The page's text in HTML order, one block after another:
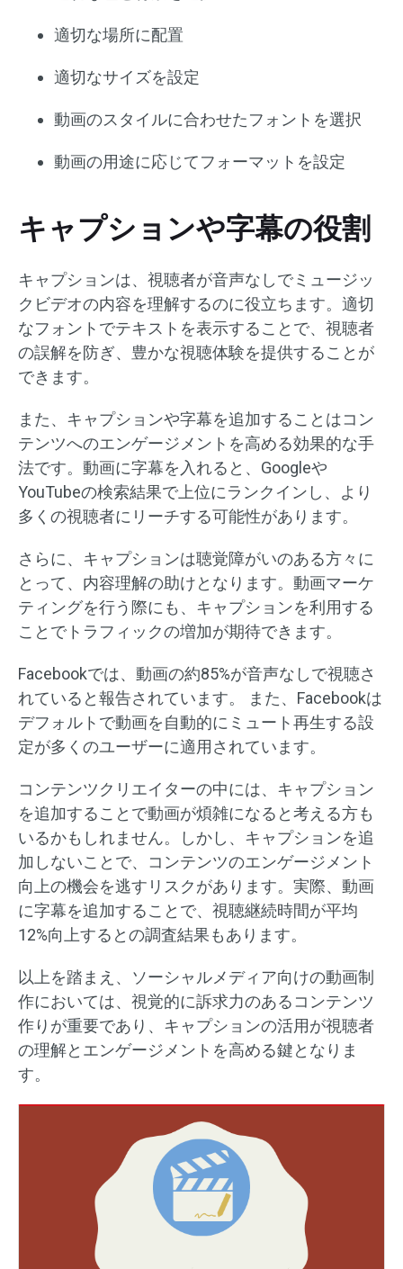
適切な場所に配置
適切なサイズを設定
動画のスタイルに合わせたフォントを選択
動画の用途に応じてフォーマットを設定
キャプションや字幕の役割
キャプションは、視聴者が音声なしでミュージッ
クビデオの内容を理解するのに役立ちます。適切
なフォントでテキストを表示することで、視聴者
の誤解を防ぎ、豊かな視聴体験を提供することが
できます。
また、キャプションや字幕を追加することはコン
テンツへのエンゲージメントを高める効果的な手
法です。動画に字幕を入れると、Googleや
YouTubeの検索結果で上位にランクインし、より
多くの視聴者にリーチする可能性があります。​
さらに、キャプションは聴覚障がいのある方々に
とって、内容理解の助けとなります。動画マーケ
ティングを行う際にも、キャプションを利用する
ことでトラフィックの増加が期待できます。
​Facebookでは、動画の約85%が音声なしで視聴さ
れていると報告されています。 ​また、Facebookは
デフォルトで動画を自動的にミュート再生する設
定が多くのユーザーに適用されています。
コンテンツクリエイターの中には、キャプション
を追加することで動画が煩雑になると考える方も
いるかもしれません。​しかし、キャプションを追
加しないことで、コンテンツのエンゲージメント
向上の機会を逃すリスクがあります。​実際、動画
に字幕を追加することで、視聴継続時間が平均
12%向上するとの調査結果もあります。
以上を踏まえ、ソーシャルメディア向けの動画制
作においては、視覚的に訴求力のあるコンテンツ
作りが重要であり、キャプションの活用が視聴者
の理解とエンゲージメントを高める鍵となりま
す。